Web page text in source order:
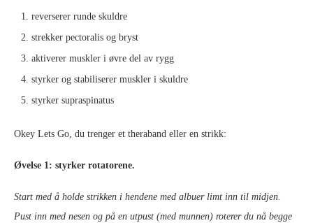
reverserer runde skuldre
strekker pectoralis og bryst
aktiverer muskler i øvre del av rygg
styrker og stabiliserer muskler i skuldre
styrker supraspinatus
Okey Lets Go, du trenger et theraband eller en strikk:
Øvelse 1: styrker rotatorene.
Start med å holde strikken i hendene med albuer limt inn til midjen.
Pust inn med nesen og på en utpust (med munnen) roterer du nå begge